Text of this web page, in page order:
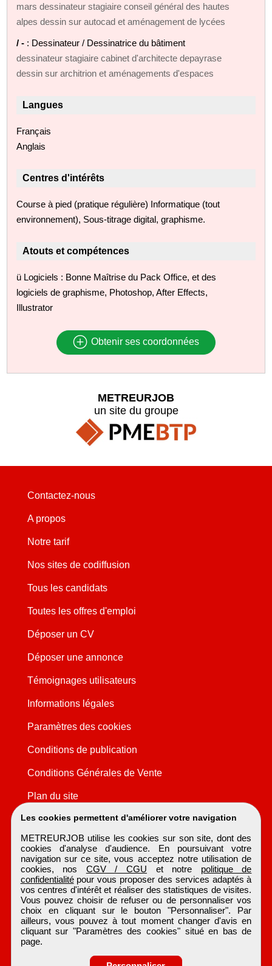
mars dessinateur stagiaire conseil général des hautes
alpes dessin sur autocad et aménagement de lycées
/ - : Dessinateur / Dessinatrice du bâtiment
dessinateur stagiaire cabinet d'architecte depayrase
dessin sur architrion et aménagements d'espaces
Langues
Français
Anglais
Centres d'intérêts
Course à pied (pratique régulière) Informatique (tout
environnement), Sous-titrage digital, graphisme.
Atouts et compétences
ü Logiciels : Bonne Maîtrise du Pack Office, et des
logiciels de graphisme, Photoshop, After Effects,
Illustrator
Obtenir ses coordonnées
Les cookies permettent d'améliorer votre navigation
METREURJOB utilise les cookies sur son site, dont des
cookies d'analyse d'audience. En poursuivant votre
navigation sur ce site, vous acceptez notre utilisation de
cookies, nos CGV / CGU et notre politique de
confidentialitépour vous proposer des services adaptés à
vos centres d'intérêt et réaliser des statistiques de visites.
Vous pouvez choisir de refuser ou de personnaliser vos
choix en cliquant sur le bouton "Personnaliser". Par
ailleurs, vous pouvez à tout moment changer d'avis en
cliquant sur "Paramètres des cookies" situé en bas de
page.
METREURJOB
un site du groupe
Contactez-nous
A propos
Notre tarif
Nos sites de codiffusion
Tous les candidats
Toutes les offres d'emploi
Déposer un CV
Déposer une annonce
Témoignages utilisateurs
Informations légales
Paramètres des cookies
Conditions de publication
Conditions Générales de Vente
Plan du site